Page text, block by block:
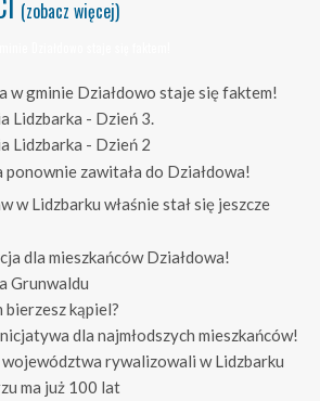
(zobacz więcej)
w gminie Działdowo staje się faktem!
Lidzbarka - Dzień 3.
Lidzbarka - Dzień 2
zawitała do Działdowa!
w Lidzbarku właśnie stał się jeszcze
dla mieszkańców Działdowa!
Grunwaldu
bierzesz kąpiel?
dla najmłodszych mieszkańców!
województwa rywalizowali w Lidzbarku
ma już 100 lat